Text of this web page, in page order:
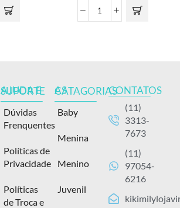
AJUDA E SUPORTE
Dúvidas
Frenquentes
Políticas de
Privacidade
Políticas
de Troca e
AS CATAGORIAS
Baby
Menina
Menino
Juvenil
CONTATOS
(11)
3313-
7673
(11)
97054-
6216